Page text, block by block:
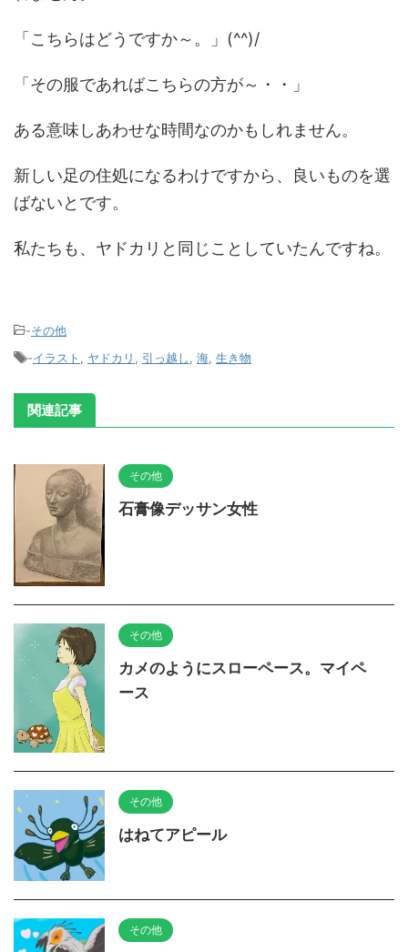
「こちらはどうですか～。」(^^)/
「その服であればこちらの方が～・・」
ある意味しあわせな時間なのかもしれません。
新しい足の住処になるわけですから、良いものを選
ばないとです。
私たちも、ヤドカリと同じことしていたんですね。
-その他
-イラスト ヤドカリ 引っ越し 海 生き物
関連記事
その他
石膏像デッサン女性
その他
カメのようにスローペース。マイペ
ース
その他
はねてアピール
その他